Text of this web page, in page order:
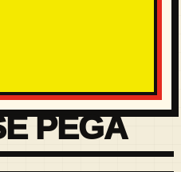
PEGA